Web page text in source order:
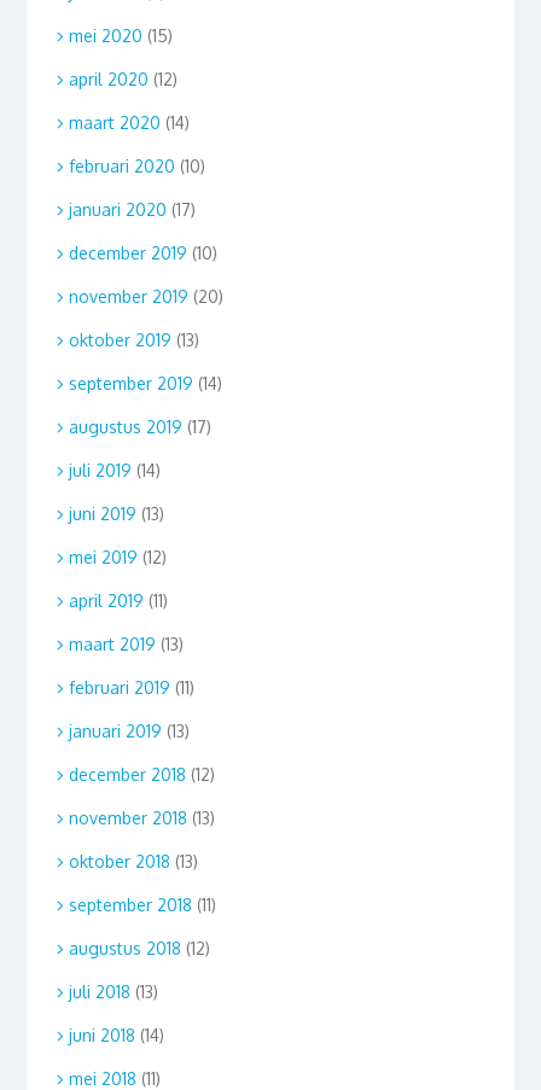
mei 2020 (15)
april 2020 (12)
maart 2020 (14)
februari 2020 (10)
januari 2020 (17)
december 2019 (10)
november 2019 (20)
oktober 2019 (13)
september 2019 (14)
augustus 2019 (17)
juli 2019 (14)
juni 2019 (13)
mei 2019 (12)
april 2019 (11)
maart 2019 (13)
februari 2019 (11)
januari 2019 (13)
december 2018 (12)
november 2018 (13)
oktober 2018 (13)
september 2018 (11)
augustus 2018 (12)
juli 2018 (13)
juni 2018 (14)
mei 2018 (11)